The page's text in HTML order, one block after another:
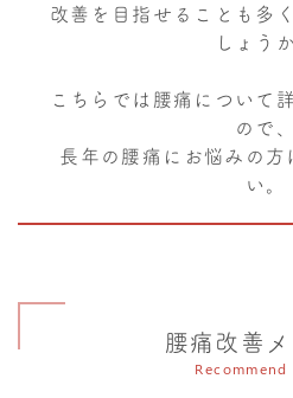
改善を目指せることも多
しょうか
こちらでは腰痛について
ので、
長年の腰痛にお悩みの方
い。
腰痛改善
Recommend